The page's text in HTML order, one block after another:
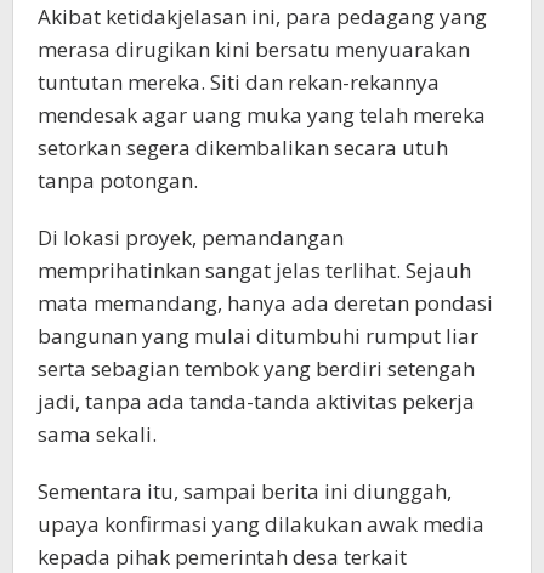
Akibat ketidakjelasan ini, para pedagang yang
merasa dirugikan kini bersatu menyuarakan
tuntutan mereka. Siti dan rekan-rekannya
mendesak agar uang muka yang telah mereka
setorkan segera dikembalikan secara utuh
tanpa potongan.
Di lokasi proyek, pemandangan
memprihatinkan sangat jelas terlihat. Sejauh
mata memandang, hanya ada deretan pondasi
bangunan yang mulai ditumbuhi rumput liar
serta sebagian tembok yang berdiri setengah
jadi, tanpa ada tanda-tanda aktivitas pekerja
sama sekali.
Sementara itu, sampai berita ini diunggah,
upaya konfirmasi yang dilakukan awak media
kepada pihak pemerintah desa terkait